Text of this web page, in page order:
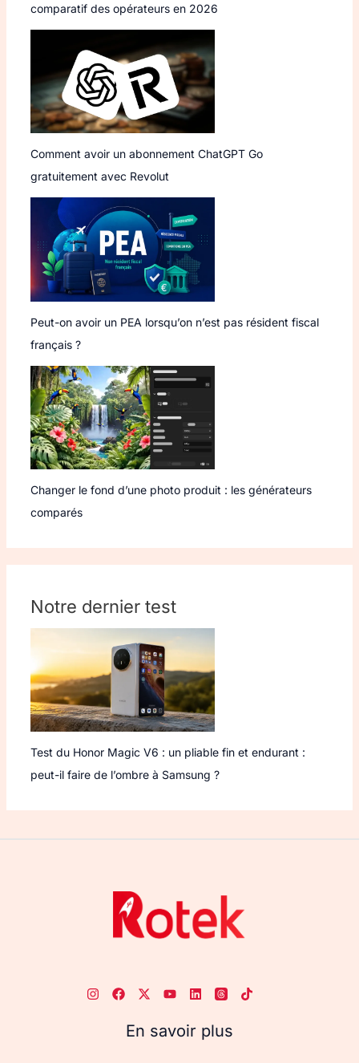
comparatif des opérateurs en 2026
Comment avoir un abonnement ChatGPT Go
gratuitement avec Revolut
Peut-on avoir un PEA lorsqu’on n’est pas résident fiscal
français ?
Changer le fond d’une photo produit : les générateurs
comparés
Notre dernier test
Test du Honor Magic V6 : un pliable fin et endurant :
peut-il faire de l’ombre à Samsung ?
En savoir plus